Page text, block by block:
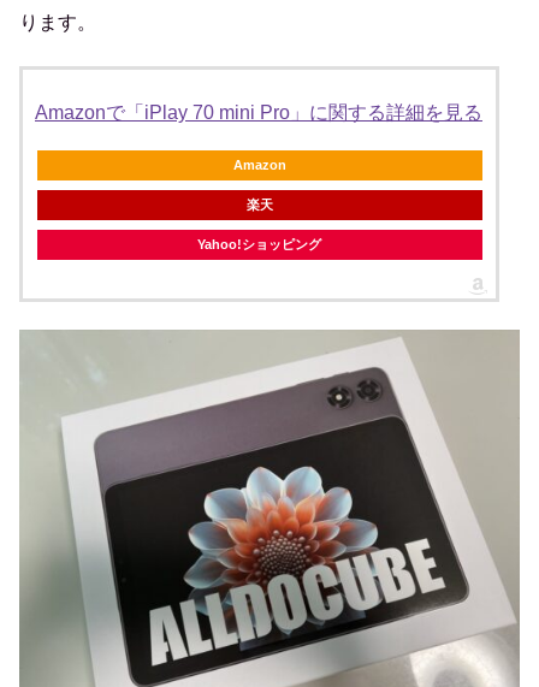
ります。
Amazonで「iPlay 70 mini Pro」に関する詳細を見る
Amazon
楽天
Yahoo!ショッピング